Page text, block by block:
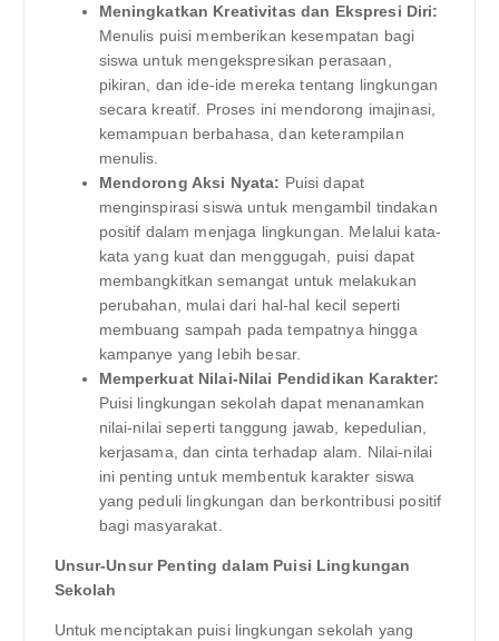
Meningkatkan Kreativitas dan Ekspresi Diri:
Menulis puisi memberikan kesempatan bagi
siswa untuk mengekspresikan perasaan,
pikiran, dan ide-ide mereka tentang lingkungan
secara kreatif. Proses ini mendorong imajinasi,
kemampuan berbahasa, dan keterampilan
menulis.
Mendorong Aksi Nyata: Puisi dapat
menginspirasi siswa untuk mengambil tindakan
positif dalam menjaga lingkungan. Melalui kata-
kata yang kuat dan menggugah, puisi dapat
membangkitkan semangat untuk melakukan
perubahan, mulai dari hal-hal kecil seperti
membuang sampah pada tempatnya hingga
kampanye yang lebih besar.
Memperkuat Nilai-Nilai Pendidikan Karakter:
Puisi lingkungan sekolah dapat menanamkan
nilai-nilai seperti tanggung jawab, kepedulian,
kerjasama, dan cinta terhadap alam. Nilai-nilai
ini penting untuk membentuk karakter siswa
yang peduli lingkungan dan berkontribusi positif
bagi masyarakat.
Unsur-Unsur Penting dalam Puisi Lingkungan
Sekolah
Untuk menciptakan puisi lingkungan sekolah yang